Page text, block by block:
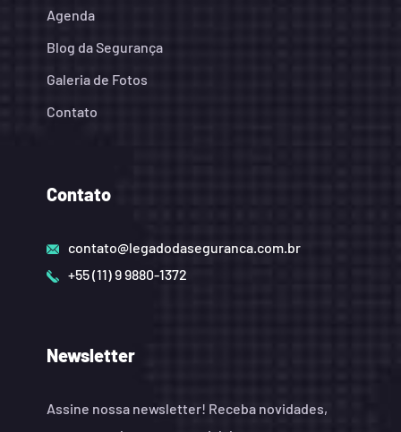
Agenda
Blog da Segurança
Galeria de Fotos
Contato
Contato
contato@legadodaseguranca.com.br
+55 (11) 9 9880-1372
Newsletter
Assine nossa newsletter! Receba novidades,